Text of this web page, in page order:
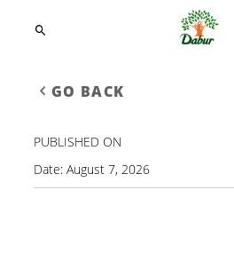
GO BACK
PUBLISHED ON
Date:August 7, 2026